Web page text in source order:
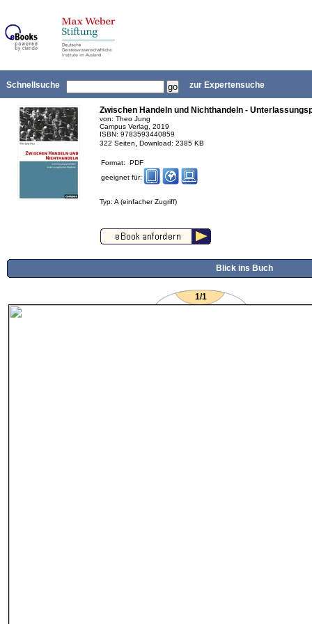
Schnellsuche zur Expertensuche
Zwischen Handeln und Nichthandeln -
von: Theo Jung
Campus Verlag, 2019
ISBN: 9783593440859
322 Seiten, Download: 2385 KB
Format: PDF
geeignet für:
Typ: A (einfacher Zugriff)
Blick ins Buch
1/1